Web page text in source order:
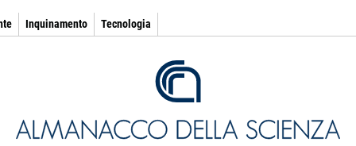
Inquinamento Tecnologia